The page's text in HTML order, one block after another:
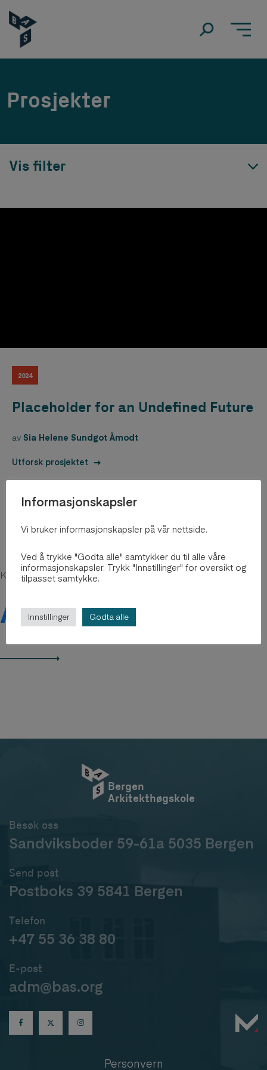
Prosjekter
Vis filter
2024
Placeholder for an Undefined Future
av Sia Helene Sundgot Åmodt
Utforsk prosjektet
Kanskje du er interessert i
Arkiv 2012-2018
Bergen
Arkitekthøgskole
Besøk oss
Sandviksboder 59-61a 5035 Bergen
Send post
Postboks 39 5841 Bergen
Telefon
+47 55 36 38 80
E-post
adm@bas.org
Personvern
Informasjonskapsler
Vi bruker informasjonskapsler på vår nettside.
Ved å trykke "Godta alle" samtykker du til alle våre
informasjonskapsler. Trykk "Innstillinger" for oversikt og
tilpasset samtykke.
Innstillinger Godta alle